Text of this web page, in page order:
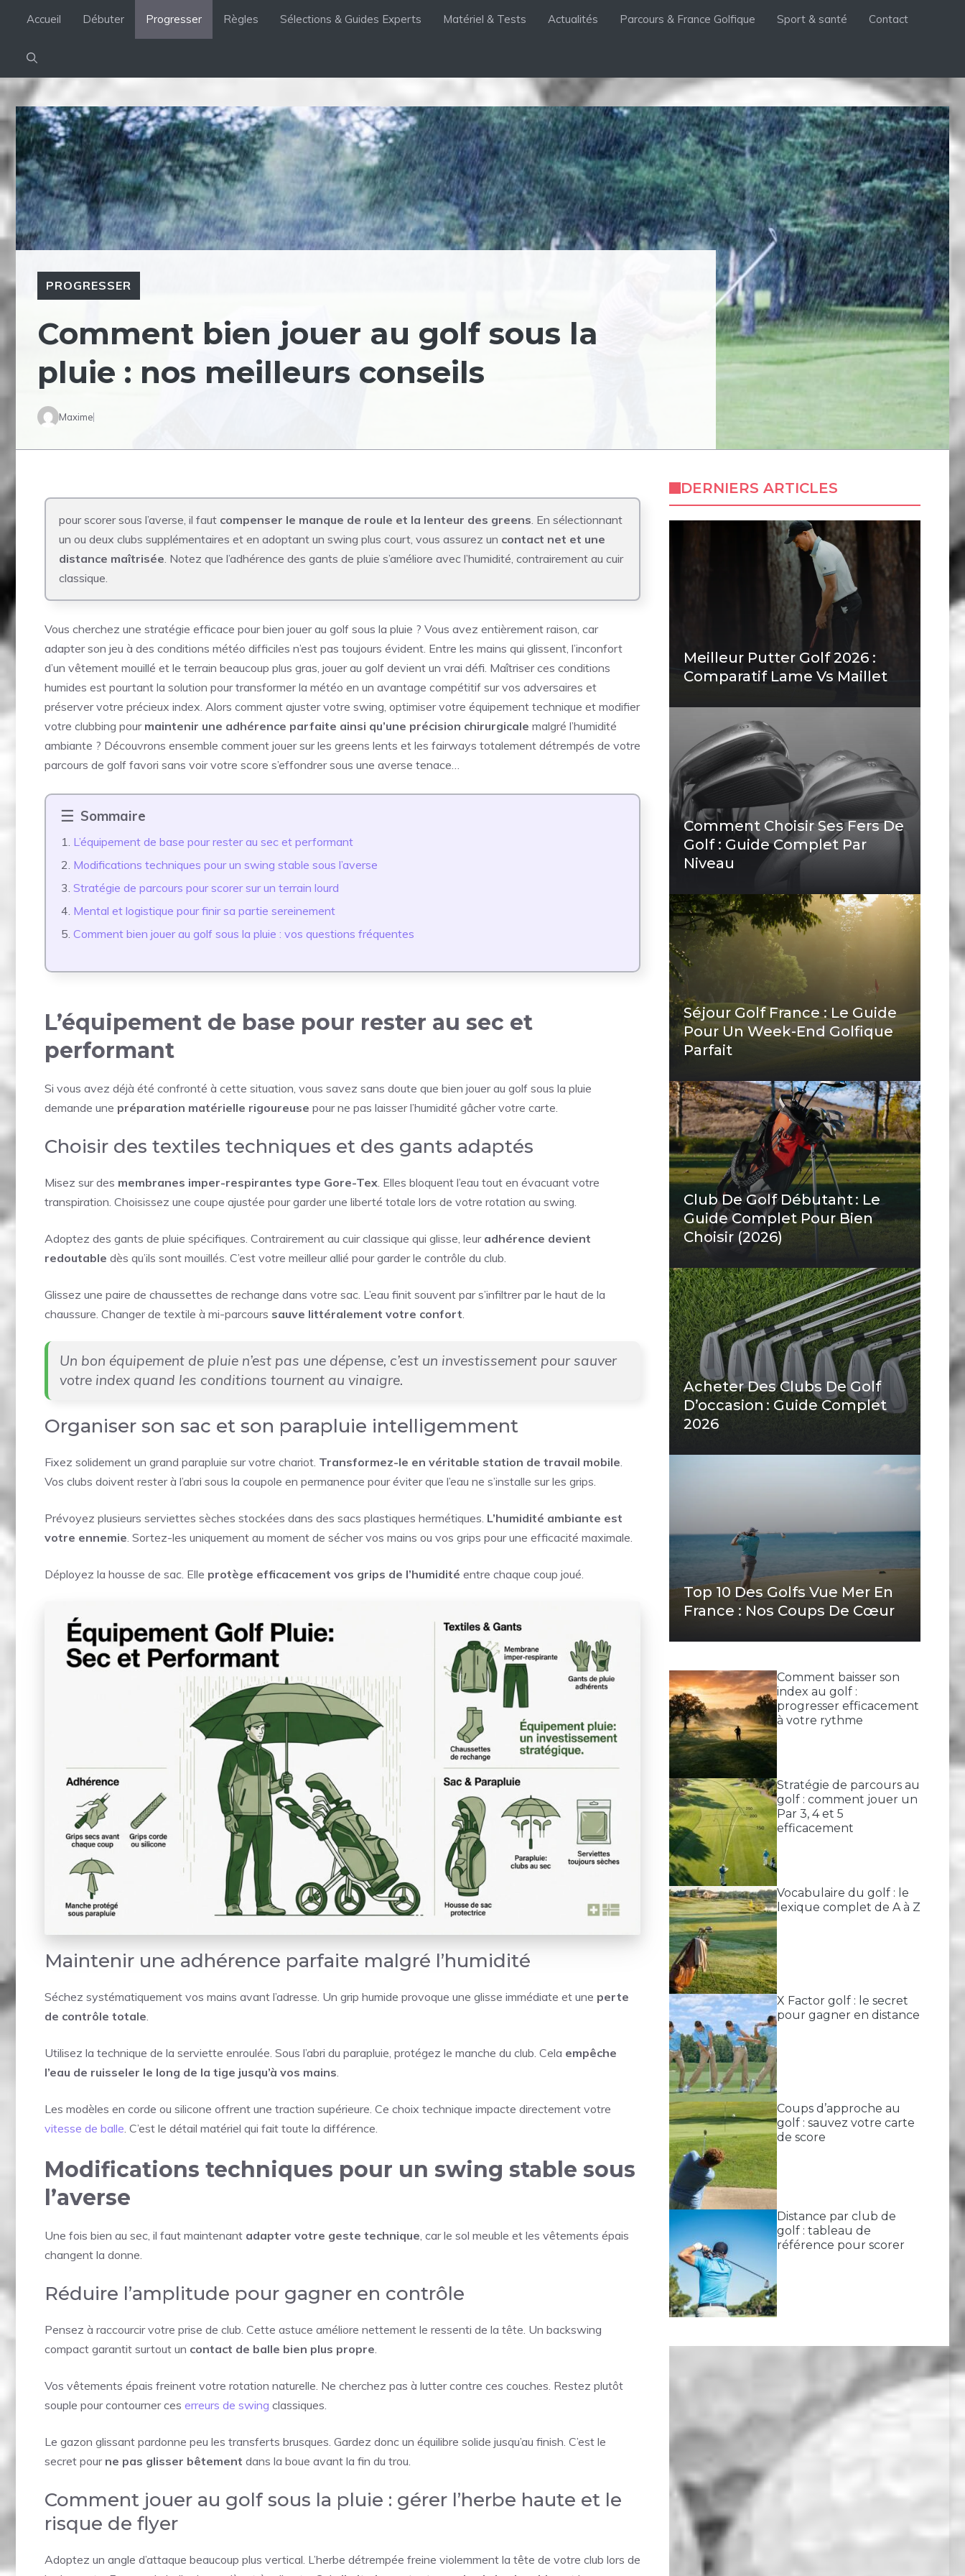
Accueil Débuter Progresser Règles Sélections & Guides Experts Matériel & Tests Actualités Parcours & France Golfique Sport & santé Contact
PROGRESSER
Comment bien jouer au golf sous la
pluie : nos meilleurs conseils
Maxime
pour scorer sous l’averse, il faut compenser le manque de roule et la lenteur des greens. En sélectionnant
un ou deux clubs supplémentaires et en adoptant un swing plus court, vous assurez un contact net et une
distance maîtrisée. Notez que l’adhérence des gants de pluie s’améliore avec l’humidité, contrairement au cuir
classique.
Vous cherchez une stratégie efficace pour bien jouer au golf sous la pluie ? Vous avez entièrement raison, car
adapter son jeu à des conditions météo difficiles n’est pas toujours évident. Entre les mains qui glissent, l’inconfort
d’un vêtement mouillé et le terrain beaucoup plus gras, jouer au golf devient un vrai défi. Maîtriser ces conditions
humides est pourtant la solution pour transformer la météo en un avantage compétitif sur vos adversaires et
préserver votre précieux index. Alors comment ajuster votre swing, optimiser votre équipement technique et modifier
votre clubbing pour maintenir une adhérence parfaite ainsi qu’une précision chirurgicale malgré l’humidité
ambiante ? Découvrons ensemble comment jouer sur les greens lents et les fairways totalement détrempés de votre
parcours de golf favori sans voir votre score s’effondrer sous une averse tenace…
Sommaire
L’équipement de base pour rester au sec et performant
Modifications techniques pour un swing stable sous l’averse
Stratégie de parcours pour scorer sur un terrain lourd
Mental et logistique pour finir sa partie sereinement
Comment bien jouer au golf sous la pluie : vos questions fréquentes
L’équipement de base pour rester au sec et
performant
Si vous avez déjà été confronté à cette situation, vous savez sans doute que bien jouer au golf sous la pluie
demande une préparation matérielle rigoureuse pour ne pas laisser l’humidité gâcher votre carte.
Choisir des textiles techniques et des gants adaptés
Misez sur des membranes imper-respirantes type Gore-Tex. Elles bloquent l’eau tout en évacuant votre
transpiration. Choisissez une coupe ajustée pour garder une liberté totale lors de votre rotation au swing.
Adoptez des gants de pluie spécifiques. Contrairement au cuir classique qui glisse, leur adhérence devient
redoutable dès qu’ils sont mouillés. C’est votre meilleur allié pour garder le contrôle du club.
Glissez une paire de chaussettes de rechange dans votre sac. L’eau finit souvent par s’infiltrer par le haut de la
chaussure. Changer de textile à mi-parcours sauve littéralement votre confort.
Un bon équipement de pluie n’est pas une dépense, c’est un investissement pour sauver
votre index quand les conditions tournent au vinaigre.
Organiser son sac et son parapluie intelligemment
Fixez solidement un grand parapluie sur votre chariot. Transformez-le en véritable station de travail mobile.
Vos clubs doivent rester à l’abri sous la coupole en permanence pour éviter que l’eau ne s’installe sur les grips.
Prévoyez plusieurs serviettes sèches stockées dans des sacs plastiques hermétiques. L’humidité ambiante est
votre ennemie. Sortez-les uniquement au moment de sécher vos mains ou vos grips pour une efficacité maximale.
Déployez la housse de sac. Elle protège efficacement vos grips de l’humidité entre chaque coup joué.
Maintenir une adhérence parfaite malgré l’humidité
Séchez systématiquement vos mains avant l’adresse. Un grip humide provoque une glisse immédiate et une perte
de contrôle totale
Utilisez la technique de la serviette enroulée. Sous l’abri du parapluie, protégez le manche du club. Cela empêche
l’eau de ruisseler le long de la tige jusqu’à vos mains
Les modèles en corde ou silicone offrent une traction supérieure. Ce choix technique impacte directement votre
vitesse de balle . C’est le détail matériel qui fait toute la différence.
Modifications techniques pour un swing stable sous
l’averse
Une fois bien au sec, il faut maintenant adapter votre geste technique , car le sol meuble et les vêtements épais
changent la donne.
Réduire l’amplitude pour gagner en contrôle
Pensez à raccourcir votre prise de club. Cette astuce améliore nettement le ressenti de la tête. Un backswing
compact garantit surtout un contact de balle bien plus propre
Vos vêtements épais freinent votre rotation naturelle. Ne cherchez pas à lutter contre ces couches. Restez plutôt
souple pour contourner ces erreurs de swing classiques.
Le gazon glissant pardonne peu les transferts brusques. Gardez donc un équilibre solide jusqu’au finish. C’est le
secret pour ne pas glisser bêtement dans la boue avant la fin du trou.
Comment jouer au golf sous la pluie : gérer l’herbe haute et le
risque de flyer
Adoptez un angle d’attaque beaucoup plus vertical. L’herbe détrempée freine violemment la tête de votre club lors de
DERNIERS ARTICLES
Meilleur Putter Golf 2026 :
Comparatif Lame Vs Maillet
Comment Choisir Ses Fers De
Golf : Guide Complet Par
Niveau
Séjour Golf France : Le Guide
Pour Un Week-End Golfique
Parfait
Club De Golf Débutant : Le
Guide Complet Pour Bien
Choisir (2026)
Acheter Des Clubs De Golf
D’occasion : Guide Complet
2026
Top 10 Des Golfs Vue Mer En
France : Nos Coups De Cœur
Comment baisser son
index au golf :
progresser efficacement
à votre rythme
Stratégie de parcours au
golf : comment jouer un
Par 3, 4 et 5
efficacement
Vocabulaire du golf : le
lexique complet de A à Z
X Factor golf : le secret
pour gagner en distance
Coups d’approche au
golf : sauvez votre carte
de score
Distance par club de
golf : tableau de
référence pour scorer